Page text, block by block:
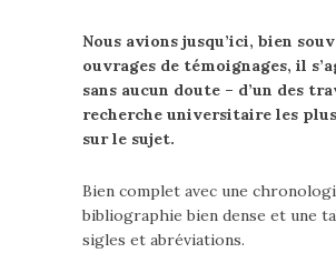
Nous avions jusqu’ici, bien
ouvrages de témoignages, il
sans aucun doute – d’un des
recherche universitaire les
sur le sujet.
Bien complet avec une
bibliographie bien dense et une
sigles et abréviations.